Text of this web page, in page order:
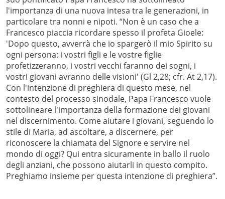
l'importanza di una nuova intesa tra le generazioni, in
particolare tra nonni e nipoti. “Non è un caso che a
Francesco piaccia ricordare spesso il profeta Gioele:
'Dopo questo, avverrà che io spargerò il mio Spirito su
ogni persona: i vostri figli e le vostre figlie
profetizzeranno, i vostri vecchi faranno dei sogni, i
vostri giovani avranno delle visioni' (Gl 2,28; cfr. At 2,17).
Con l'intenzione di preghiera di questo mese, nel
contesto del processo sinodale, Papa Francesco vuole
sottolineare l'importanza della formazione dei giovani
nel discernimento. Come aiutare i giovani, seguendo lo
stile di Maria, ad ascoltare, a discernere, per
riconoscere la chiamata del Signore e servire nel
mondo di oggi? Qui entra sicuramente in ballo il ruolo
degli anziani, che possono aiutarli in questo compito.
Preghiamo insieme per questa intenzione di preghiera”.